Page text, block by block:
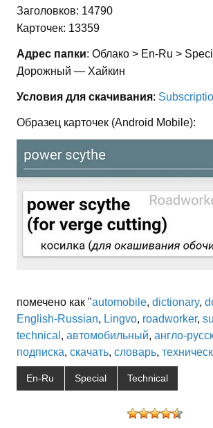
Заголовков: 14790
Карточек: 13359
Адрес папки: Облако > En-Ru >
Дорожный — Хайкин
Условия для скачивания:
Образец карточек (Android Mobile):
помечено как "automobile, dictionary,
English-Russian, Lingvo, roadworker,
technical , автомобильный, англо-
подписка, скачать, словарь,
En-Ru Special Technical